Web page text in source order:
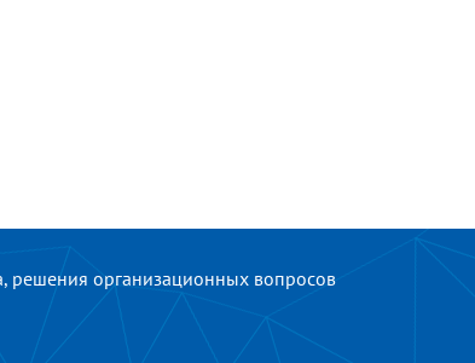
решения организационных вопросов